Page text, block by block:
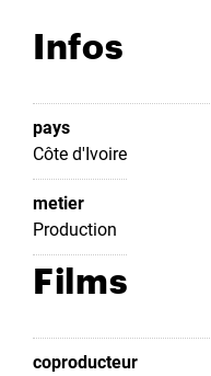
Infos
pays
Côte d'Ivoire
metier
Production
Films
coproducteur